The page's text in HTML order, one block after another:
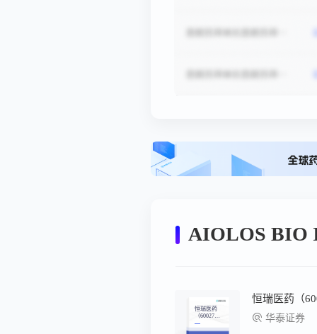
AIOLOS BIO
恒瑞医药
（60027
6）：创新
药收获期已
华泰证券